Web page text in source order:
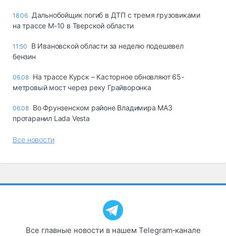
18:06 Дальнобойщик погиб в ДТП с тремя грузовиками
на трассе М-10 в Тверской области
11:50
В Ивановской области за неделю подешевел
бензин
06.08 На трассе Курск – Касторное обновляют 65-
метровый мост через реку Грайворонка
06.08 Во Фрунзенском районе Владимира МАЗ
протаранил Lada Vesta
Все новости
Все главные новости в нашем Telegram‑канале